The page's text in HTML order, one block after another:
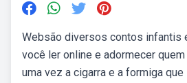
Websão diversos contos infantis
você ler online e adormecer
uma vez a cigarra e a formiga